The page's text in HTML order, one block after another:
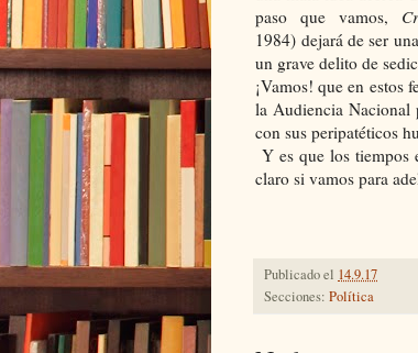
paso que vamos,
1984) dejará de ser
un grave delito de
¡Vamos! que en estos
la Audiencia Nacional
con sus peripatéticos
Y es que los tiempos
claro si vamos para
Publicado el 14.9.17
Secciones: Política